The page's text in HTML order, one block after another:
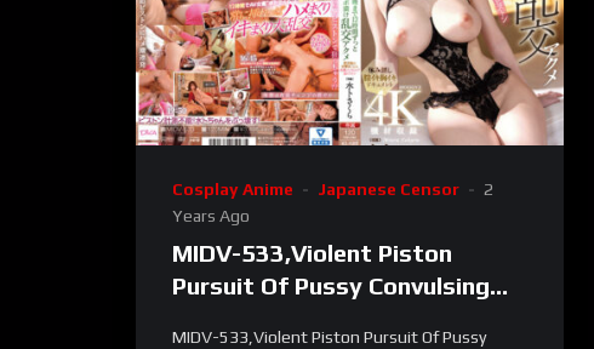
Cosplay Anime Japanese Censor
2
Years Ago
MIDV-533,Violent Piston
Pursuit Of Pussy Convulsing
MIDV-533,Violent Piston Pursuit Of Pussy